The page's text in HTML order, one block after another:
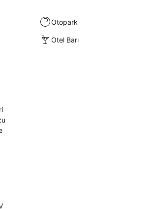
Otopark
Otel Barı